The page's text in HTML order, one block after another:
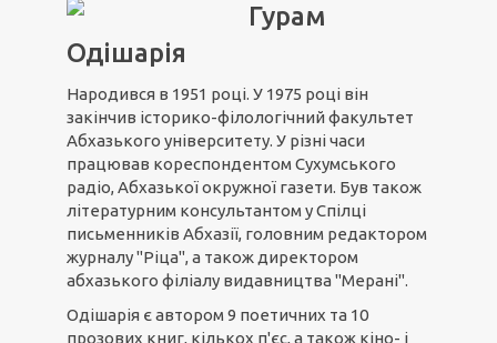
Гурам
Одішарія
Народився в 1951 році. У 1975 році він
закінчив історико-філологічний факультет
Абхазького університету. У різні часи
працював кореспондентом Сухумського
радіо, Абхазької окружної газети. Був також
літературним консультантом у Спілці
письменників Абхазії, головним редактором
журналу "Ріца", а також директором
абхазького філіалу видавництва "Мерані".
Одішарія є автором 9 поетичних та 10
прозових книг, кількох п'єс, а також кіно- і